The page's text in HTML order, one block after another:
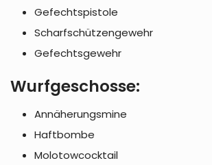
Gefechtspistole
Scharfschützengewehr
Gefechtsgewehr
Wurfgeschosse:
Annäherungsmine
Haftbombe
Molotowcocktail